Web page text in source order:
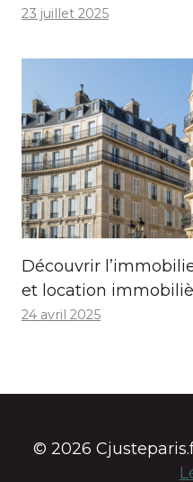
23 juillet 2025
Découvrir
et location
24 avril 2025
© 2026